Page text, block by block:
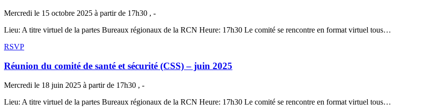
Mercredi le 15 octobre 2025 à partir de 17h30 , -
Lieu: A titre virtuel de la partes Bureaux régionaux de la RCN Heure: 17h30 Le comité se rencontre en format virtuel tous…
RSVP
Réunion du comité de santé et sécurité (CSS) – juin 2025
Mercredi le 18 juin 2025 à partir de 17h30 , -
Lieu: A titre virtuel de la partes Bureaux régionaux de la RCN Heure: 17h30 Le comité se rencontre en format virtuel tous…